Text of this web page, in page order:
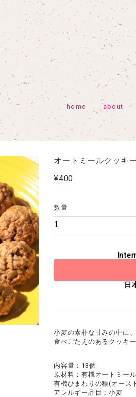
home about
オートミールクッキ
¥400
数量
日
小麦の素朴な甘みの中に
食べごたえのあるクッキ
内容量：13個
原材料：有機オートミー
有機ひまわりの種(オース
アレルギー品目：小麦